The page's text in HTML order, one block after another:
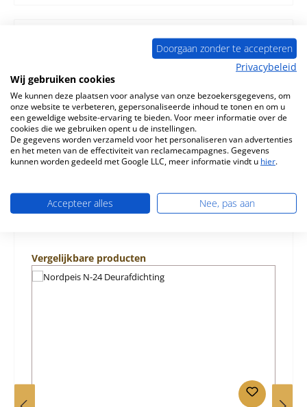
Origineel binnenwerk Set voor de Verwarmingselement
Nordpeis N-24 9-delige set Nordpeis N-24 binnenwerk
Kerngegevens: bra…Meer
Eigenschappen
Informatie over productveiligheid
Productgalerij overslaan
Vergelijkbare producten
Doorgaan zonder te accepteren
Privacybeleid
Wij gebruiken cookies
We kunnen deze plaatsen voor analyse van onze bezoekersgegevens, om
onze website te verbeteren, gepersonaliseerde inhoud te tonen en om u
een geweldige website-ervaring te bieden. Voor meer informatie over de
cookies die we gebruiken opent u de instellingen.
De gegevens worden verzameld voor het personaliseren van advertenties
en het meten van de effectiviteit van reclamecampagnes. Gegevens
kunnen worden gedeeld met Google LLC, meer informatie vindt u hier.
Accepteer alles Nee, pas aan